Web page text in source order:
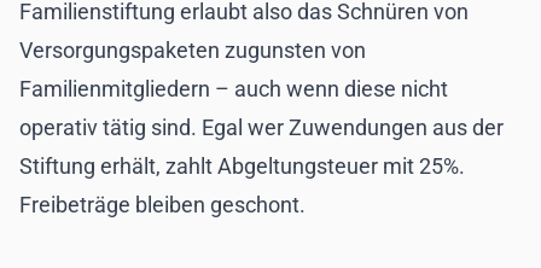
Familienstiftung erlaubt also das Schnüren von
Versorgungspaketen zugunsten von
Familienmitgliedern – auch wenn diese nicht
operativ tätig sind. Egal wer Zuwendungen aus der
Stiftung erhält, zahlt Abgeltungsteuer mit 25%.
Freibeträge bleiben geschont.